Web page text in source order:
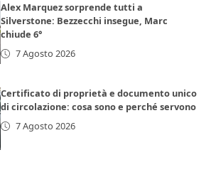
Alex Marquez sorprende tutti a
Silverstone: Bezzecchi insegue, Marc
chiude 6°
7 Agosto 2026
Certificato di proprietà e documento unico
di circolazione: cosa sono e perché servono
7 Agosto 2026